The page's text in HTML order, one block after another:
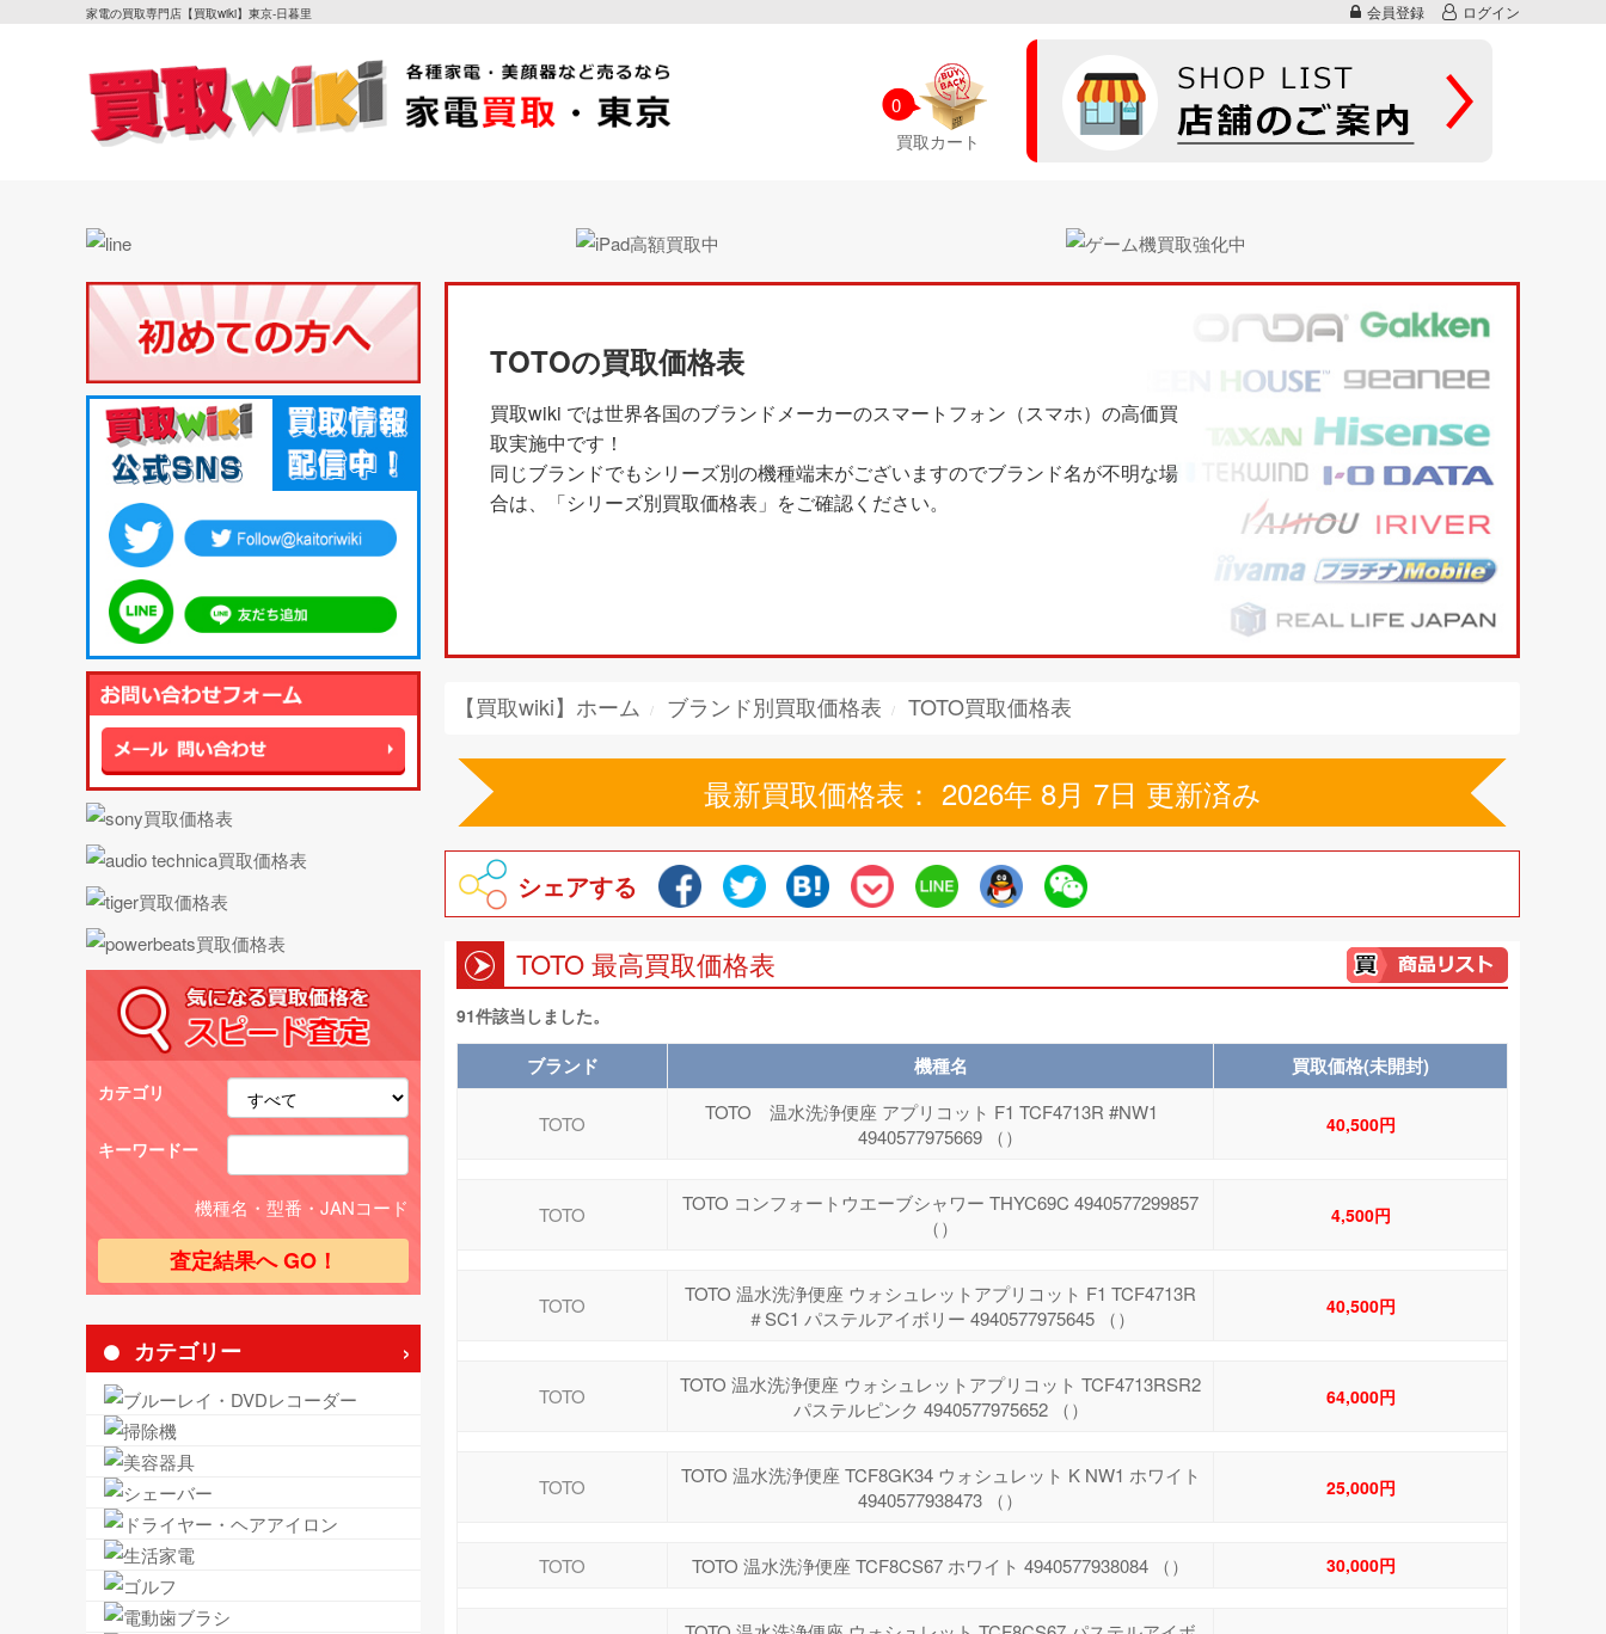
家電の買取専門店【買取wiki】東京-日暮里 会員登録 ログイン
0
買取カート
カテゴリ
キーワードー
機種名・型番・JANコード
カテゴリー
TOTOの買取価格表
買取wiki では世界各国のブランドメーカーのスマートフォン（スマホ）の高価買
取実施中です！
同じブランドでもシリーズ別の機種端末がございますのでブランド名が不明な場
合は、「シリーズ別買取価格表」をご確認ください。
【買取wiki】ホーム ブランド別買取価格表 TOTO買取価格表
最新買取価格表： 2026年 8月 7日 更新済み
シェアする
TOTO 最高買取価格表
91件該当しました。
ブランド 機種名 買取価格(未開封)
TOTO
TOTO 温水洗浄便座 アプリコット F1 TCF4713R #NW1
4940577975669 （）
40,500円
TOTO
TOTO コンフォートウエーブシャワー THYC69C 4940577299857
（）
4,500円
TOTO
TOTO 温水洗浄便座 ウォシュレットアプリコット F1 TCF4713R
＃SC1 パステルアイボリー 4940577975645 （）
40,500円
TOTO
TOTO 温水洗浄便座 ウォシュレットアプリコット TCF4713RSR2
パステルピンク 4940577975652 （）
64,000円
TOTO
TOTO 温水洗浄便座 TCF8GK34 ウォシュレット K NW1 ホワイト
4940577938473 （）
25,000円
TOTO TOTO 温水洗浄便座 TCF8CS67 ホワイト 4940577938084 （） 30,000円